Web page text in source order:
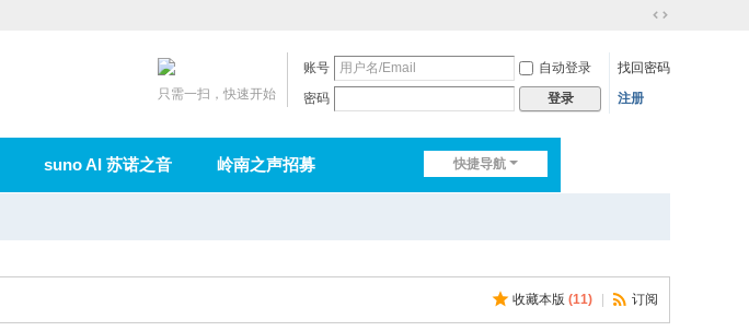
到
账号 自动登录
找回密码
密码
登录 注册
只需一扫，快速开始
快捷导航
suno AI 苏诺之音 岭南之声招募
收藏本版 (11) 订阅